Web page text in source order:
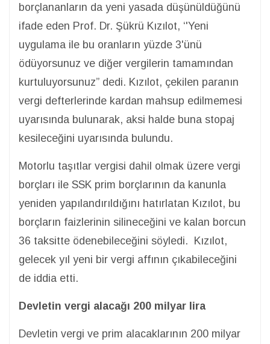
borçlananların da yeni yasada düşünüldüğünü
ifade eden Prof. Dr. Şükrü Kızılot, ‘'Yeni
uygulama ile bu oranların yüzde 3'ünü
ödüyorsunuz ve diğer vergilerin tamamından
kurtuluyorsunuz” dedi. Kızılot, çekilen paranın
vergi defterlerinde kardan mahsup edilmemesi
uyarısında bulunarak, aksi halde buna stopaj
kesileceğini uyarısında bulundu.
Motorlu taşıtlar vergisi dahil olmak üzere vergi
borçları ile SSK prim borçlarının da kanunla
yeniden yapılandırıldığını hatırlatan Kızılot, bu
borçların faizlerinin silineceğini ve kalan borcun
36 taksitte ödenebileceğini söyledi. Kızılot,
gelecek yıl yeni bir vergi affının çıkabileceğini
de iddia etti.
Devletin vergi alacağı 200 milyar lira
Devletin vergi ve prim alacaklarının 200 milyar